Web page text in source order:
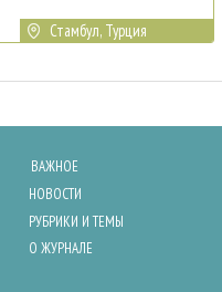
Стамбул, Турция
ВАЖНОЕ
НОВОСТИ
РУБРИКИ И ТЕМЫ
О ЖУРНАЛЕ